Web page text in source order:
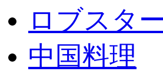
ロブスター
中国料理